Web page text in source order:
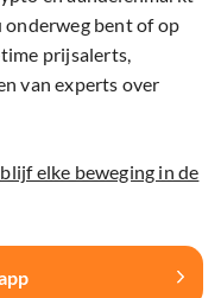
onderweg bent of op
prijsalerts,
van experts over
elke beweging in de